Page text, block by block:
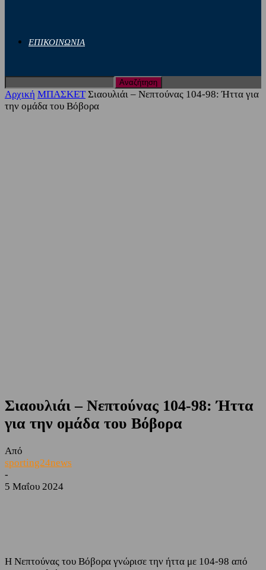
ΕΠΙΚΟΙΝΩΝΙΑ
Αρχική ΜΠΑΣΚΕΤ Σιαουλιάι – Νεπτούνας 104-98: Ήττα για
την ομάδα του Βόβορα
Σιαουλιάι – Νεπτούνας 104-98: Ήττα
για την ομάδα του Βόβορα
Από
sporting24news
-
5 Μαΐου 2024
Η Νεπτούνας του Βόβορα γνώρισε την ήττα με 104-98 από